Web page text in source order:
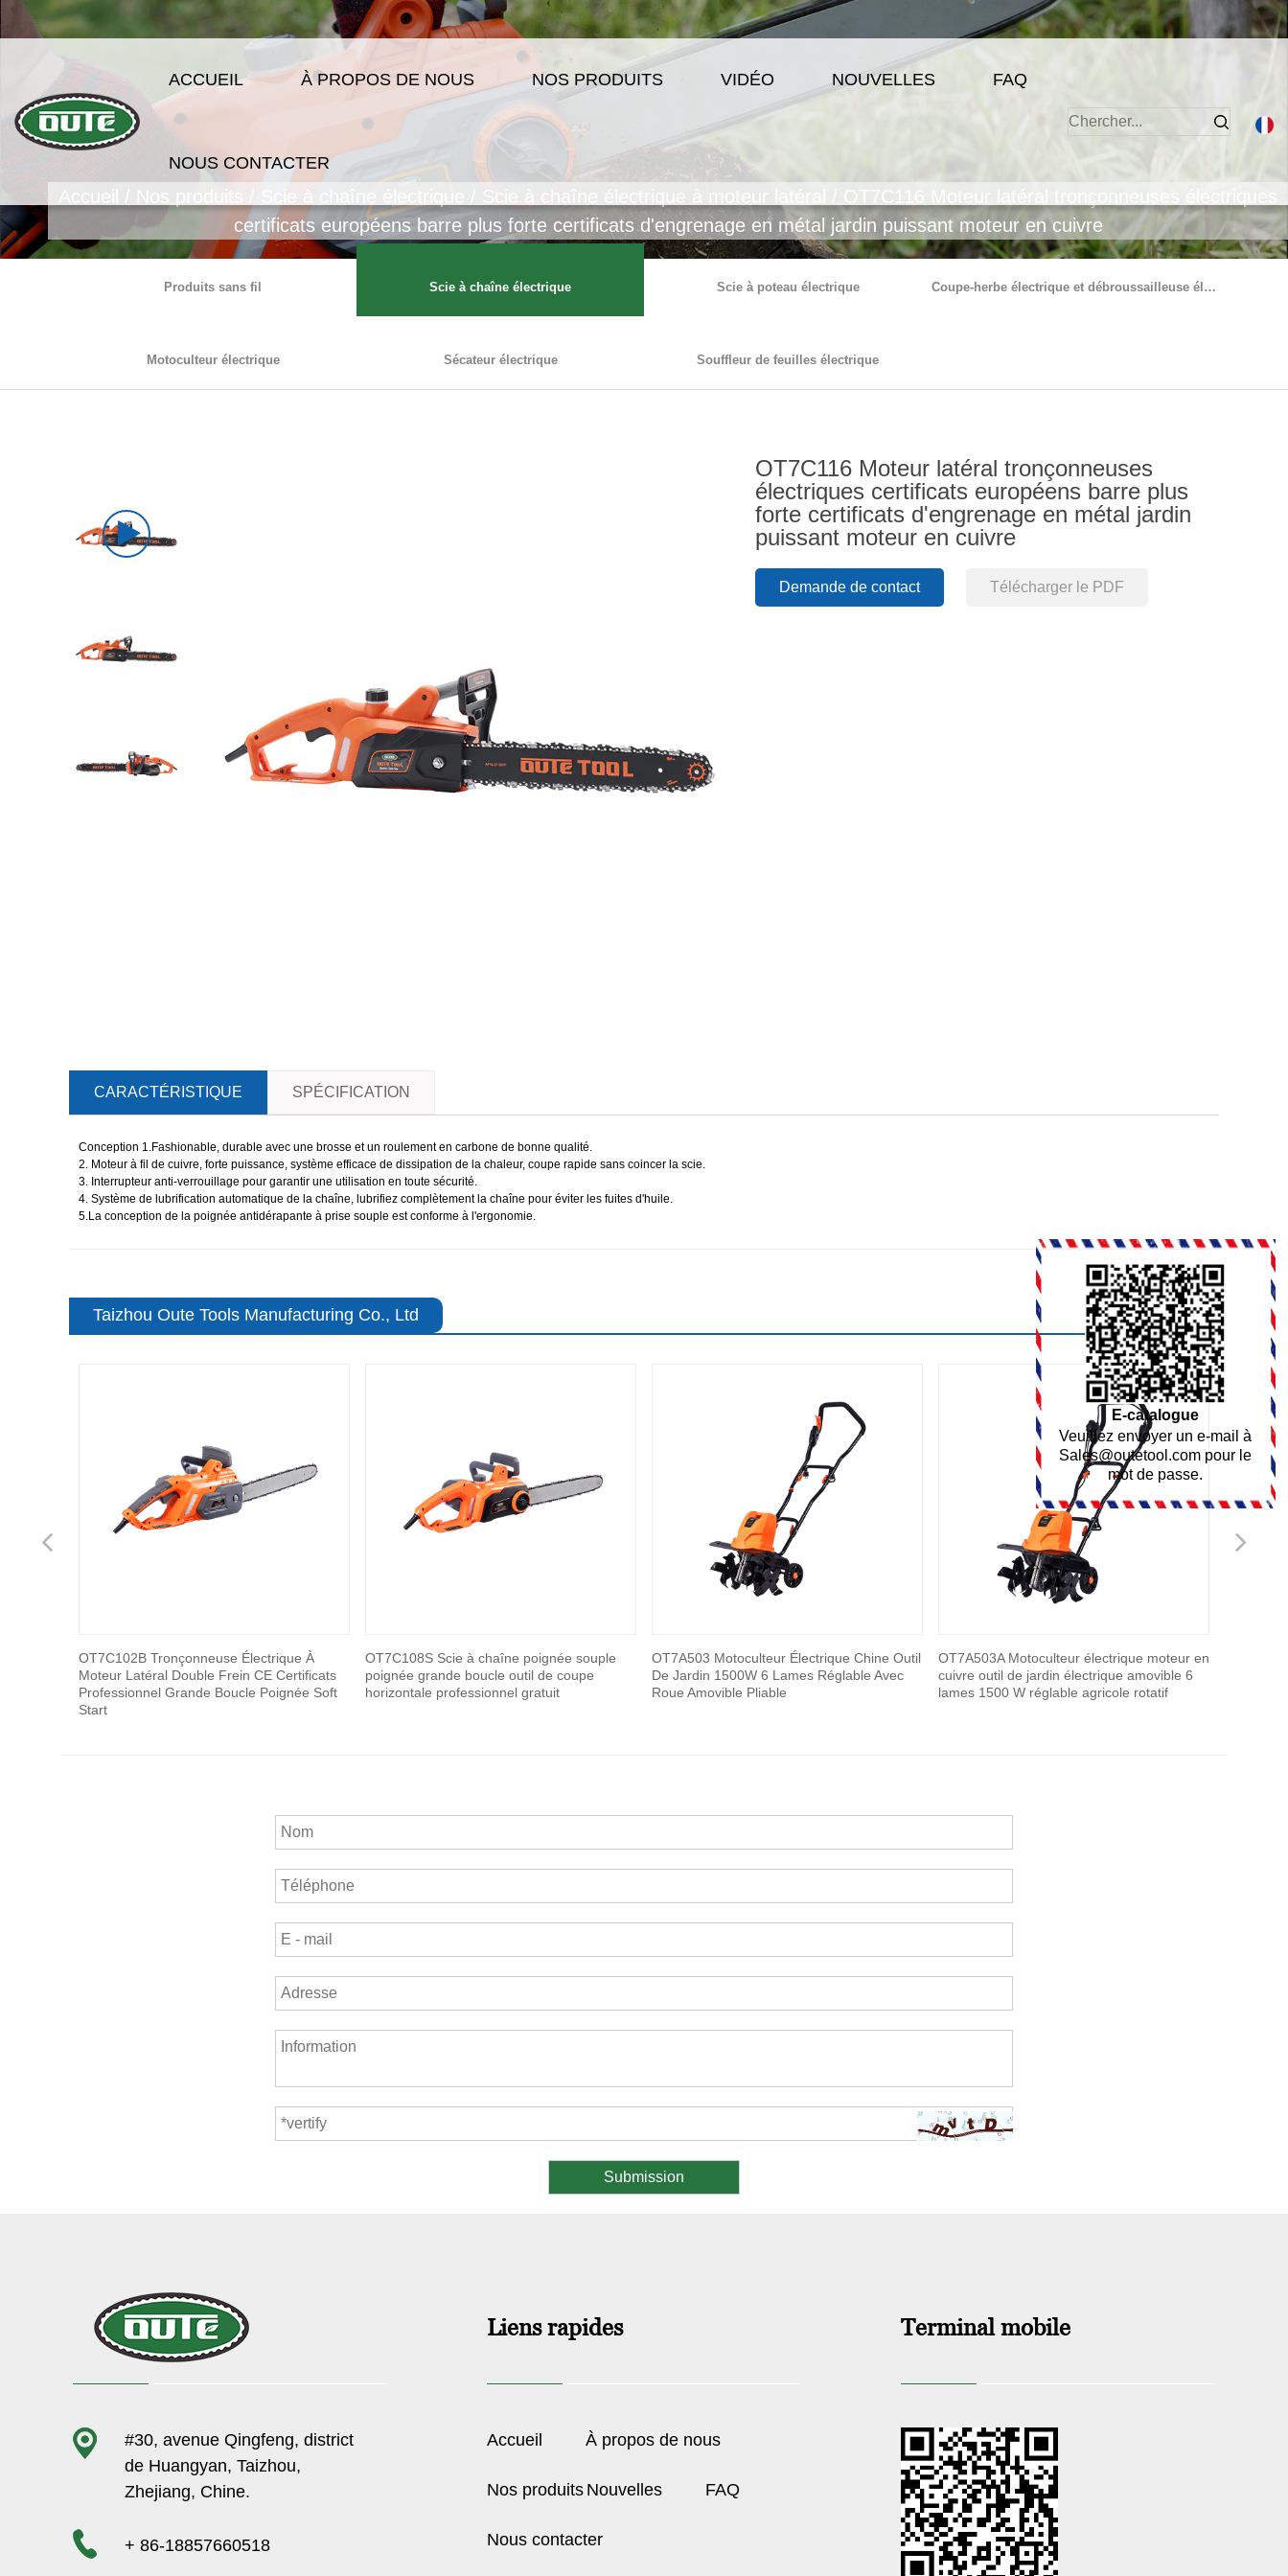
ACCUEIL À PROPOS DE NOUS NOS PRODUITS VIDÉO NOUVELLES FAQ
NOUS CONTACTER
certificats européens barre plus forte certificats d'engrenage en métal jardin puissant moteur en cuivre
Produits sans fil Scie à chaîne électrique Scie à poteau électrique Coupe-herbe électrique et débroussailleuse électrique
Motoculteur électrique Sécateur électrique Souffleur de feuilles électrique
OT7C116 Moteur latéral tronçonneuses
électriques certificats européens barre plus
forte certificats d'engrenage en métal jardin
puissant moteur en cuivre
Demande de contact Télécharger le PDF
CARACTÉRISTIQUE SPÉCIFICATION
Conception 1.Fashionable, durable avec une brosse et un roulement en carbone de bonne qualité.
2. Moteur à fil de cuivre, forte puissance, système efficace de dissipation de la chaleur, coupe rapide sans coincer la scie.
3. Interrupteur anti-verrouillage pour garantir une utilisation en toute sécurité.
4. Système de lubrification automatique de la chaîne, lubrifiez complètement la chaîne pour éviter les fuites d'huile.
5.La conception de la poignée antidérapante à prise souple est conforme à l'ergonomie.
Taizhou Oute Tools Manufacturing Co., Ltd
Previous
OT7C102B Tronçonneuse Électrique À
Moteur Latéral Double Frein CE Certificats
Professionnel Grande Boucle Poignée Soft
Start
OT7C108S Scie à chaîne poignée souple
poignée grande boucle outil de coupe
horizontale professionnel gratuit
OT7A503 Motoculteur Électrique Chine Outil
De Jardin 1500W 6 Lames Réglable Avec
Roue Amovible Pliable
OT7A503A Motoculteur électrique moteur en
cuivre outil de jardin électrique amovible 6
lames 1500 W réglable agricole rotatif
E-catalogue
Veuillez envoyer un e-mail à
Sales@outetool.com pour le
mot de passe.
#30, avenue Qingfeng, district
de Huangyan, Taizhou,
Zhejiang, Chine.
+ 86-18857660518
Liens rapides
Accueil À propos de nous
Nos produits Nouvelles FAQ
Nous contacter
Terminal mobile